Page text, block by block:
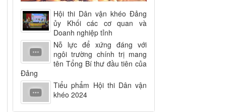
Hội thi Dân vận khéo Đảng
ủy Khối các cơ quan và
Doanh nghiệp tỉnh
Nỗ lực để xứng đáng với
ngôi trường chính trị mang
tên Tổng Bí thư đầu tiên của
Đảng
Tiểu phẩm Hội thi Dân vận
khéo 2024